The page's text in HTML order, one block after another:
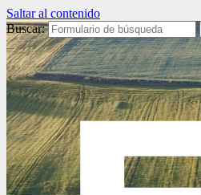
Saltar al contenido
Buscar: